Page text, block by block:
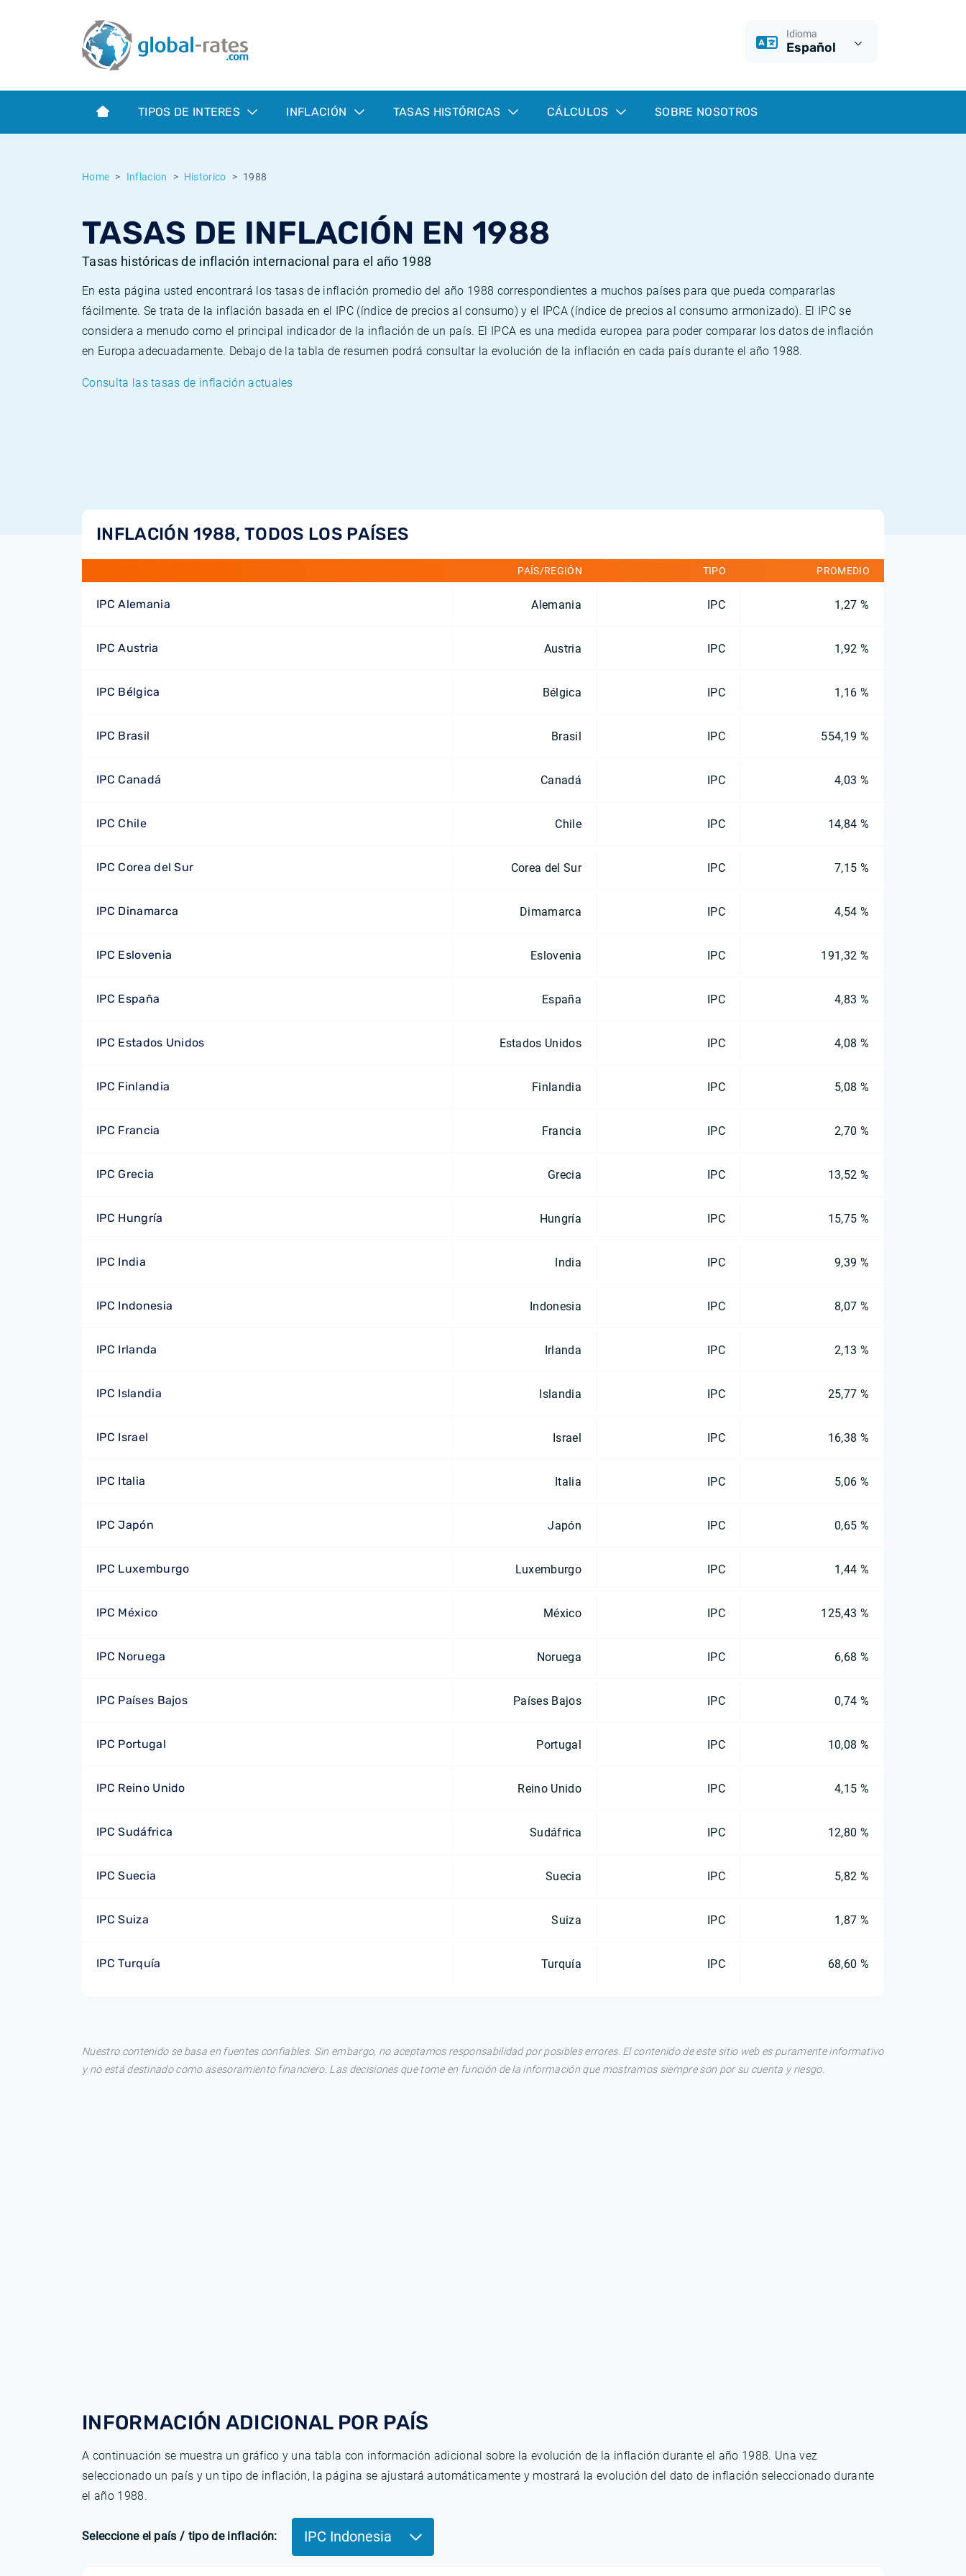
Idioma
Español
TIPOS DE INTERES INFLACIÓN TASAS HISTÓRICAS CÁLCULOS SOBRE NOSOTROS
Home Inflacion Historico 1988
TASAS DE INFLACIÓN EN 1988
Tasas históricas de inflación internacional para el año 1988
En esta página usted encontrará los tasas de inflación promedio del año 1988 correspondientes a muchos países para que pueda compararlas
fácilmente. Se trata de la inflación basada en el IPC (índice de precios al consumo) y el IPCA (índice de precios al consumo armonizado). El IPC se
considera a menudo como el principal indicador de la inflación de un país. El IPCA es una medida europea para poder comparar los datos de inflación
en Europa adecuadamente. Debajo de la tabla de resumen podrá consultar la evolución de la inflación en cada país durante el año 1988.
Consulta las tasas de inflación actuales
INFLACIÓN 1988, TODOS LOS PAÍSES
PAÍS/REGIÓN TIPO PROMEDIO
IPC Alemania Alemania IPC 1,27 %
IPC Austria Austria IPC 1,92 %
IPC Bélgica Bélgica IPC 1,16 %
IPC Brasil Brasil IPC 554,19 %
IPC Canadá Canadá IPC 4,03 %
IPC Chile Chile IPC 14,84 %
IPC Corea del Sur Corea del Sur IPC 7,15 %
IPC Dinamarca Dimamarca IPC 4,54 %
IPC Eslovenia Eslovenia IPC 191,32 %
IPC España España IPC 4,83 %
IPC Estados Unidos Estados Unidos IPC 4,08 %
IPC Finlandia Finlandia IPC 5,08 %
IPC Francia Francia IPC 2,70 %
IPC Grecia Grecia IPC 13,52 %
IPC Hungría Hungría IPC 15,75 %
IPC India India IPC 9,39 %
IPC Indonesia Indonesia IPC 8,07 %
IPC Irlanda Irlanda IPC 2,13 %
IPC Islandia Islandia IPC 25,77 %
IPC Israel Israel IPC 16,38 %
IPC Italia Italia IPC 5,06 %
IPC Japón Japón IPC 0,65 %
IPC Luxemburgo Luxemburgo IPC 1,44 %
IPC México México IPC 125,43 %
IPC Noruega Noruega IPC 6,68 %
IPC Países Bajos Países Bajos IPC 0,74 %
IPC Portugal Portugal IPC 10,08 %
IPC Reino Unido Reino Unido IPC 4,15 %
IPC Sudáfrica Sudáfrica IPC 12,80 %
IPC Suecia Suecia IPC 5,82 %
IPC Suiza Suiza IPC 1,87 %
IPC Turquía Turquía IPC 68,60 %
Nuestro contenido se basa en fuentes confiables. Sin embargo, no aceptamos responsabilidad por posibles errores. El contenido de este sitio web es puramente informativo
y no está destinado como asesoramiento financiero. Las decisiones que tome en función de la información que mostramos siempre son por su cuenta y riesgo.
INFORMACIÓN ADICIONAL POR PAÍS
A continuación se muestra un gráfico y una tabla con información adicional sobre la evolución de la inflación durante el año 1988. Una vez
seleccionado un país y un tipo de inflación, la página se ajustará automáticamente y mostrará la evolución del dato de inflación seleccionado durante
el año 1988.
Seleccione el país / tipo de inflación: IPC Indonesia
Term SOFR
¿Qué es la inflación IPC?
¿Qué es la inflación IPCA?
Inflación Mexicano - IPC
Euribor - histórico
ESTER - histórico
Calculadora de inflación